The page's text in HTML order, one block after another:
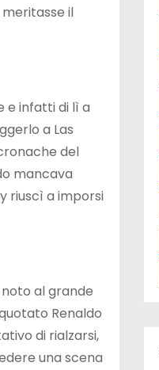
il
e infatti di lì a
a Las
del
mancava
riuscì a imporsi
al grande
Renaldo
di rialzarsi,
una scena